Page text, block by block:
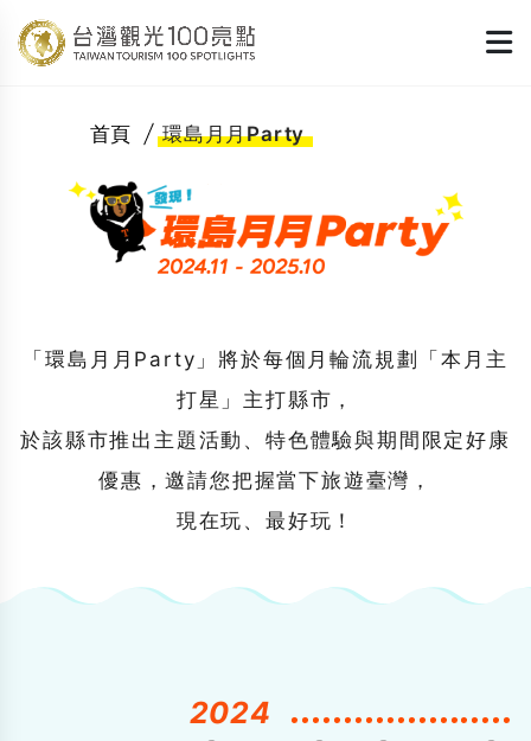
首頁 環島月月Party
「環島月月Party」將於每個月輪流規劃「本月主
打星」主打縣市，
於該縣市推出主題活動、特色體驗與期間限定好康
優惠，邀請您把握當下旅遊臺灣，
現在玩、最好玩！
2024